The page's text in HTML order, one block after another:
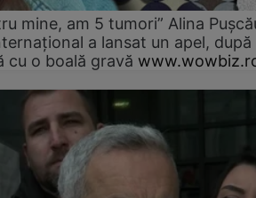
mine, am 5 tumori” Alina
a lansat un apel, după
o boală gravă